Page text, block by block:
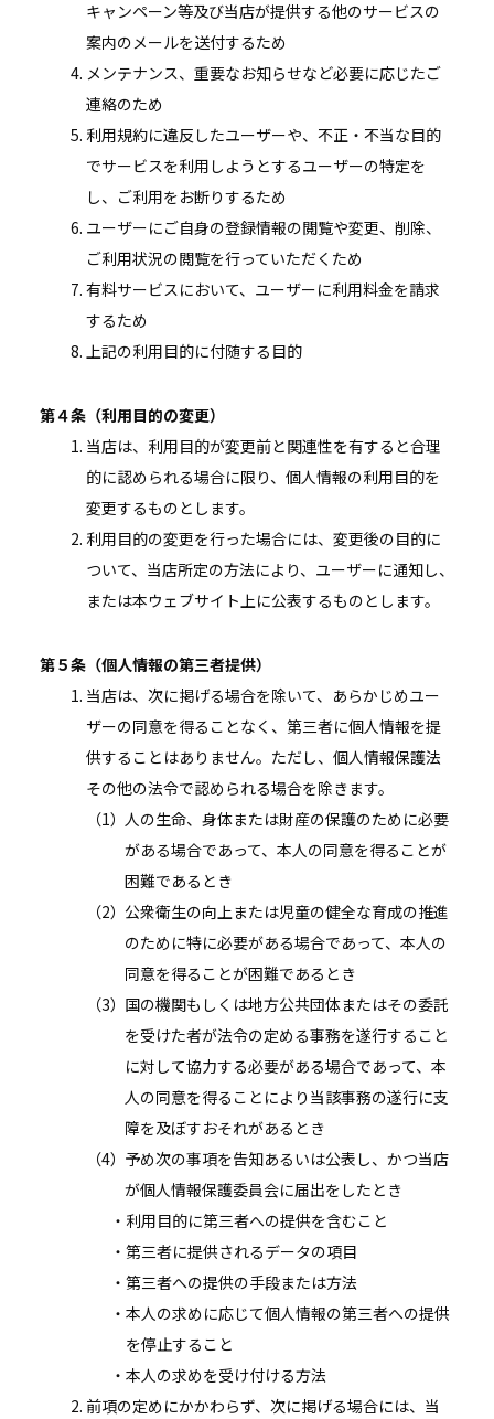
キャンペーン等及び当店が提供する他のサービスの
案内のメールを送付するため
メンテナンス、重要なお知らせなど必要に応じたご
連絡のため
利用規約に違反したユーザーや、不正・不当な目的
でサービスを利用しようとするユーザーの特定を
し、ご利用をお断りするため
ユーザーにご自身の登録情報の閲覧や変更、削除、
ご利用状況の閲覧を行っていただくため
有料サービスにおいて、ユーザーに利用料金を請求
するため
上記の利用目的に付随する目的
第４条（利用目的の変更）
当店は、利用目的が変更前と関連性を有すると合理
的に認められる場合に限り、個人情報の利用目的を
変更するものとします。
利用目的の変更を行った場合には、変更後の目的に
ついて、当店所定の方法により、ユーザーに通知し、
または本ウェブサイト上に公表するものとします。
第５条（個人情報の第三者提供）
当店は、次に掲げる場合を除いて、あらかじめユー
ザーの同意を得ることなく、第三者に個人情報を提
供することはありません。ただし、個人情報保護法
その他の法令で認められる場合を除きます。
人の生命、身体または財産の保護のために必要
がある場合であって、本人の同意を得ることが
困難であるとき
公衆衛生の向上または児童の健全な育成の推進
のために特に必要がある場合であって、本人の
同意を得ることが困難であるとき
国の機関もしくは地方公共団体またはその委託
を受けた者が法令の定める事務を遂行すること
に対して協力する必要がある場合であって、本
人の同意を得ることにより当該事務の遂行に支
障を及ぼすおそれがあるとき
予め次の事項を告知あるいは公表し、かつ当店
が個人情報保護委員会に届出をしたとき
利用目的に第三者への提供を含むこと
第三者に提供されるデータの項目
第三者への提供の手段または方法
本人の求めに応じて個人情報の第三者への提供
を停止すること
本人の求めを受け付ける方法
前項の定めにかかわらず、次に掲げる場合には、当